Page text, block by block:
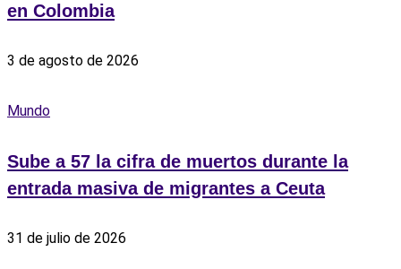
en Colombia
3 de agosto de 2026
Mundo
Sube a 57 la cifra de muertos durante la
entrada masiva de migrantes a Ceuta
31 de julio de 2026